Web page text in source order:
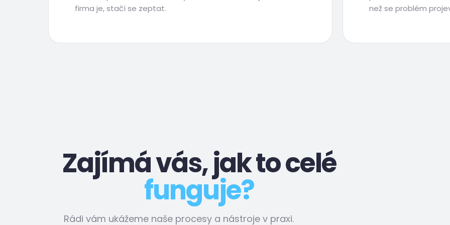
firma je, stačí se zeptat.
než se problém
Zajímá vás, jak to celé
funguje?
Rádi vám ukážeme naše procesy a nástroje v praxi.